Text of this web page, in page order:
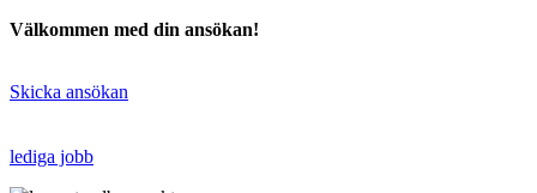
Välkommen med din ansökan!
Skicka ansökan
lediga jobb